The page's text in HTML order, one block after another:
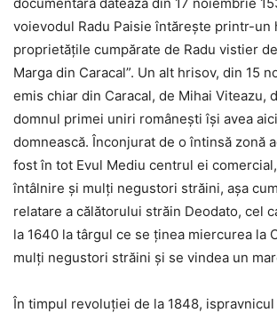
voievodul Radu Paisie întăreşte printr-un
proprietăţile cumpărate de Radu vistier
Marga din Caracal”. Un alt hrisov, din 15
emis chiar din Caracal, de Mihai Viteazu,
domnul primei uniri româneşti îşi avea
domnească. Înconjurat de o întinsă zonă
fost în tot Evul Mediu centrul ei
întâlnire şi mulţi negustori străini, aşa
relatare a călătorului străin Deodato, cel
la 1640 la târgul ce se ţinea miercurea la
mulţi negustori străini şi se vindea un
În timpul revoluţiei de la 1848,